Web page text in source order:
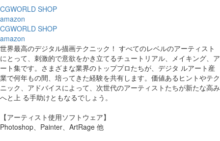
CGWORLD SHOP
amazon
CGWORLD SHOP
amazon
世界最高のデジタル描画テクニック！ すべてのレベルのアーティスト
にとって、刺激的で意欲をかき立てるチュートリアル、メイキング、ア
ート集です。さまざまな業界のトッププロたちが、デジタ ルアート産
業で何年もの間、培ってきた経験を共有します。価値あるヒントやテク
ニック、アドバイスによって、次世代のアーティストたちが新たな高み
へと上 る手助けともなるでしょう。
【アーティスト使用ソフトウェア】
Photoshop、Painter、ArtRage 他